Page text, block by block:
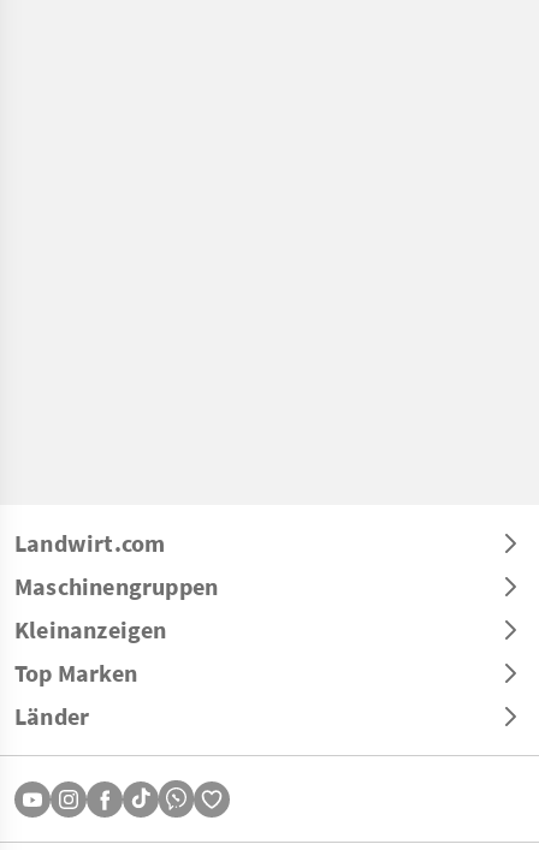
Landwirt.com
Maschinengruppen
Kleinanzeigen
Top Marken
Länder